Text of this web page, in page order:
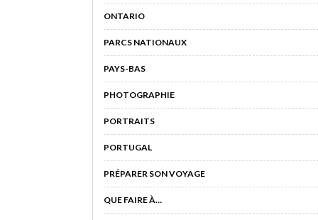
ONTARIO
PARCS NATIONAUX
PAYS-BAS
PHOTOGRAPHIE
PORTRAITS
PORTUGAL
PRÉPARER SON VOYAGE
QUE FAIRE À…